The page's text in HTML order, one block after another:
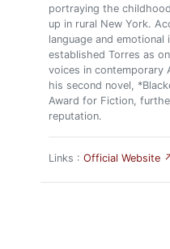
portraying the
up in rural New York.
language and
established Torres as
voices in contemporary
his second novel,
Award for Fiction,
reputation.
Links : Official Website